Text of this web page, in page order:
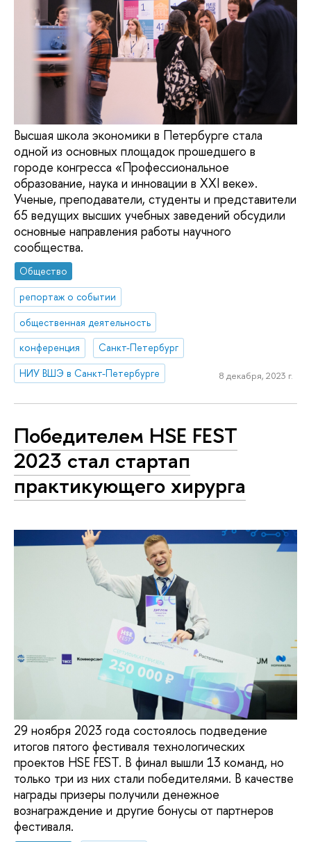
Высшая школа экономики в Петербурге стала
одной из основных площадок прошедшего в
городе конгресса «Профессиональное
образование, наука и инновации в ХХI веке».
Ученые, преподаватели, студенты и представители
65 ведущих высших учебных заведений обсудили
основные направления работы научного
сообщества.
Общество
репортаж о событии
общественная деятельность
конференция
Санкт-Петербург
НИУ ВШЭ в Санкт-Петербурге
8 декабря, 2023 г.
Победителем HSE FEST
2023 стал стартап
практикующего хирурга
29 ноября 2023 года состоялось подведение
итогов пятого фестиваля технологических
проектов HSE FEST. В финал вышли 13 команд, но
только три из них стали победителями. В качестве
награды призеры получили денежное
вознаграждение и другие бонусы от партнеров
фестиваля.